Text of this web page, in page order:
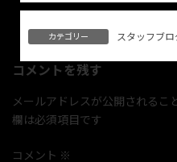
カテゴリー スタッフブロ
コメントを残す
メールアドレスが公開されるこ
欄は必須項目です
コメント ※